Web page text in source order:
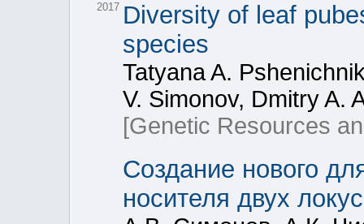
2017 Diversity of leaf
species
Tatyana A.
V. Simonov, Dmitry A.
[Genetic Resources
Создание нового
носителя двух